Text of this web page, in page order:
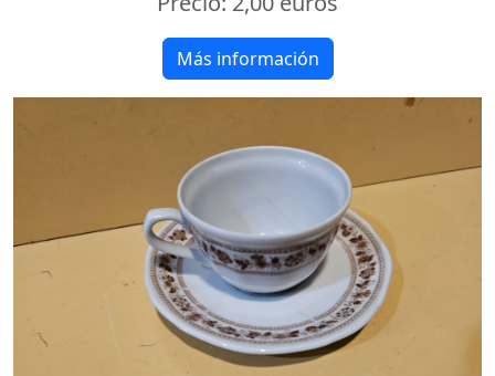
Más información